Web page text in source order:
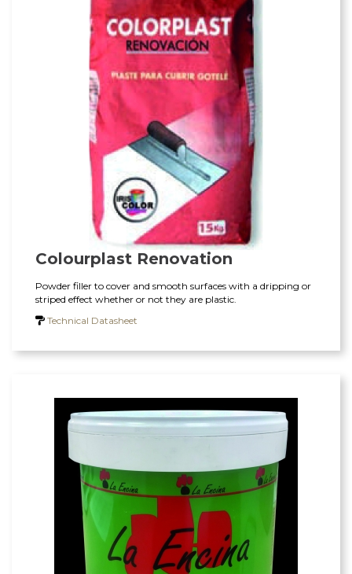
Colourplast Renovation
Powder filler to cover and smooth surfaces with a dripping or
striped effect whether or not they are plastic.
Technical Datasheet